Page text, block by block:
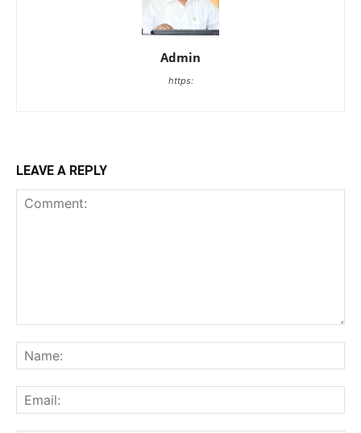
Admin
https:
LEAVE A REPLY